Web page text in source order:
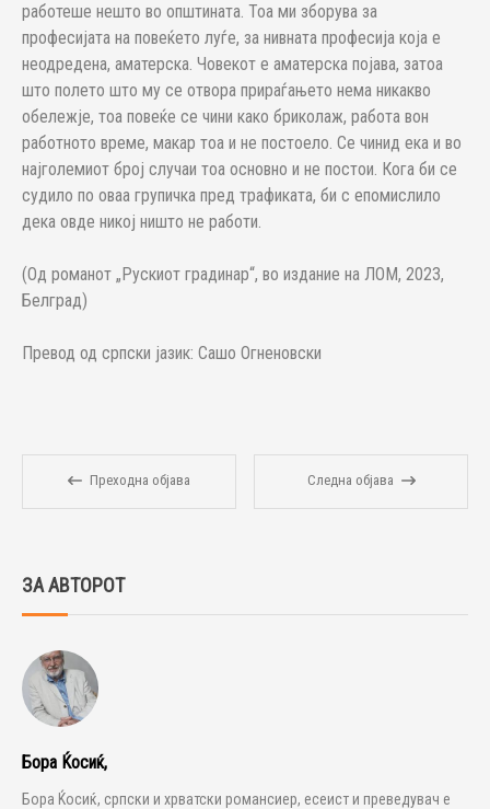
работеше нешто во општината. Тоа ми зборува за
професијата на повеќето луѓе, за нивната професија која е
неодредена, аматерска. Човекот е аматерска појава, затоа
што полето што му се отвора прираѓањето нема никакво
обележје, тоа повеќе се чини како бриколаж, работа вон
работното време, макар тоа и не постоело. Се чинид ека и во
најголемиот број случаи тоа основно и не постои. Кога би се
судило по оваа групичка пред трафиката, би с епомислило
дека овде никој ништо не работи.
(Од романот „Рускиот градинар“, во издание на ЛОМ, 2023,
Белград)
Превод од српски јазик: Сашо Огненовски
Преходна објава Следна објава
ЗА АВТОРОТ
Бора Ќосиќ,
Бора Ќосиќ, српски и хрватски романсиер, есеист и преведувач е